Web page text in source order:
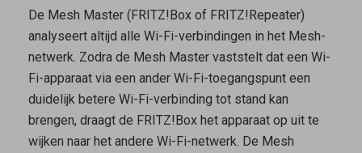
De Mesh Master(FRITZ!Box of FRITZ!Repeater)
analyseert altijd alle Wi-Fi-verbindingen in het Mesh-
netwerk. Zodra de Mesh Mastervaststelt dat een Wi-
Fi-apparaat via een ander Wi-Fi-toegangspunt een
duidelijk betere Wi-Fi-verbinding tot stand kan
brengen, draagt de FRITZ!Box het apparaat op uit te
wijken naar het andere Wi-Fi-netwerk. De Mesh